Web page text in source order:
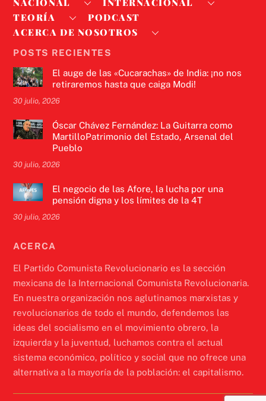
TEORÍA
PODCAST
ACERCA DE NOSOTROS
POSTS RECIENTES
El auge de las «Cucarachas» de India: ¡no nos
retiraremos hasta que caiga Modi!
30 julio, 2026
Óscar Chávez Fernández: La Guitarra como
MartilloPatrimonio del Estado, Arsenal del
Pueblo
30 julio, 2026
El negocio de las Afore, la lucha por una
pensión digna y los límites de la 4T
30 julio, 2026
ACERCA
El Partido Comunista Revolucionario es la sección
mexicana de la Internacional Comunista Revolucionaria.
En nuestra organización nos aglutinamos marxistas y
revolucionarios de todo el mundo, defendemos las
ideas del socialismo en el movimiento obrero, la
izquierda y la juventud, luchamos contra el actual
sistema económico, político y social que no ofrece una
alternativa a la mayoría de la población: el capitalismo.